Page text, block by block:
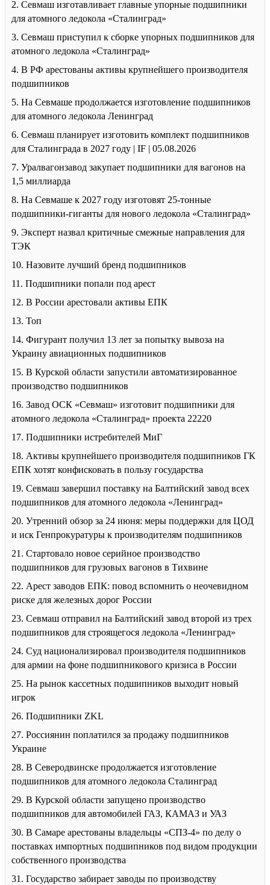
2. Севмаш изготавливает главные упорные подшипники
для атомного ледокола «Сталинград»
3. Севмаш приступил к сборке упорных подшипников для
атомного ледокола «Сталинград»
4. В РФ арестованы активы крупнейшего производителя
подшипников
5. На Севмаше продолжается изготовление подшипников
для атомного ледокола Ленинград
6. Севмаш планирует изготовить комплект подшипников
для Сталинграда в 2027 году | IF | 05.08.2026
7. Уралвагонзавод закупает подшипники для вагонов на
1,5 миллиарда
8. На Севмаше к 2027 году изготовят 25-тонные
подшипники-гиганты для нового ледокола «Сталинград»
9. Эксперт назвал критичные смежные направления для
ТЭК
10. Назовите лучший бренд подшипников
11. Подшипники попали под арест
12. В России арестовали активы ЕПК
13. Топ
14. Фигурант получил 13 лет за попытку вывоза на
Украину авиационных подшипников
15. В Курской области запустили автоматизированное
производство подшипников
16. Завод ОСК «Севмаш» изготовит подшипники для
атомного ледокола «Сталинград» проекта 22220
17. Подшипники истребителей МиГ
18. Активы крупнейшего производителя подшипников ГК
ЕПК хотят конфисковать в пользу государства
19. Севмаш завершил поставку на Балтийский завод всех
подшипников для атомного ледокола «Ленинград»
20. Утренний обзор за 24 июня: меры поддержки для ЦОД
и иск Генпрокуратуры к производителям подшипников
21. Стартовало новое серийное производство
подшипников для грузовых вагонов в Тихвине
22. Арест заводов ЕПК: повод вспомнить о неочевидном
риске для железных дорог России
23. Севмаш отправил на Балтийский завод второй из трех
подшипников для строящегося ледокола «Ленинград»
24. Суд национализировал производителя подшипников
для армии на фоне подшипникового кризиса в России
25. На рынок кассетных подшипников выходит новый
игрок
26. Подшипники ZKL
27. Россиянин поплатился за продажу подшипников
Украине
28. В Северодвинске продолжается изготовление
подшипников для атомного ледокола Сталинград
29. В Курской области запущено производство
подшипников для автомобилей ГАЗ, КАМАЗ и УАЗ
30. В Самаре арестованы владельцы «СПЗ-4» по делу о
поставках импортных подшипников под видом продукции
собственного производства
31. Государство забирает заводы по производству